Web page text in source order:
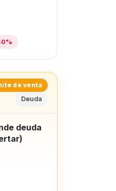
de venta
Deuda
deuda